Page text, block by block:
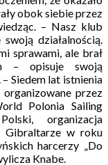
obok siebie przez
– Nasz klub
działalnością.
sprawami, ale brał
– opisuje swoją
Siedem lat istnienia
przez
Polonia Sailing
organizacja
Gibraltarze w roku
harcerzy „Do
Knabe.